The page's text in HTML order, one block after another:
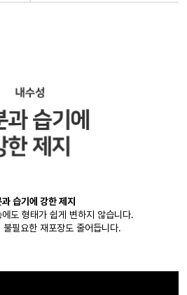
습기에 강한 제지
도 형태가 쉽게 변하지 않습니다.
불필요한 재포장도 줄어듭니다.